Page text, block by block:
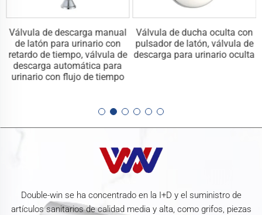
Válvula de descarga manual
de latón para urinario con
retardo de tiempo, válvula de
descarga automática para
urinario con flujo de tiempo
Válvula de ducha oculta con
pulsador de latón, válvula de
descarga para urinario oculta
Double-win se ha concentrado en la I+D y el suministro de
artículos sanitarios de calidad media y alta, como grifos, piezas